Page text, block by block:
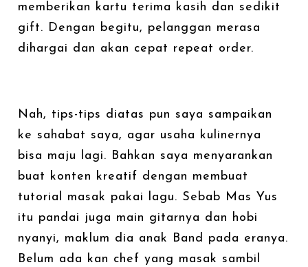
memberikan kartu terima kasih dan sedikit
gift. Dengan begitu, pelanggan merasa
dihargai dan akan cepat repeat order.
Nah, tips-tips diatas pun saya sampaikan
ke sahabat saya, agar usaha kulinernya
bisa maju lagi. Bahkan saya menyarankan
buat konten kreatif dengan membuat
tutorial masak pakai lagu. Sebab Mas Yus
itu pandai juga main gitarnya dan hobi
nyanyi, maklum dia anak Band pada eranya.
Belum ada kan chef yang masak sambil